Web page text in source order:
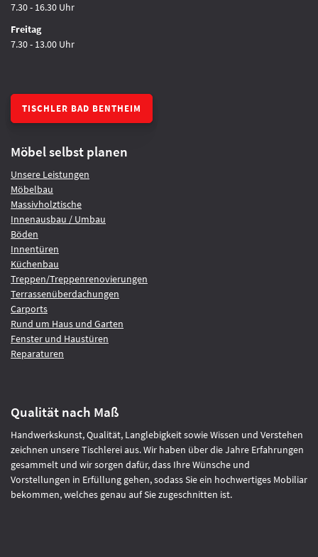
7.30 - 16.30 Uhr
Freitag
7.30 - 13.00 Uhr
TISCHLER BAD BENTHEIM
Möbel selbst planen
Unsere Leistungen
Möbelbau
Massivholztische
Innenausbau / Umbau
Böden
Innentüren
Küchenbau
Treppen/Treppenrenovierungen
Terrassenüberdachungen
Carports
Rund um Haus und Garten
Fenster und Haustüren
Reparaturen
Qualität nach Maß
Handwerkskunst, Qualität, Langlebigkeit sowie Wissen und Verstehen
zeichnen unsere Tischlerei aus. Wir haben über die Jahre Erfahrungen
gesammelt und wir sorgen dafür, dass Ihre Wünsche und
Vorstellungen in Erfüllung gehen, sodass Sie ein hochwertiges Mobiliar
bekommen, welches genau auf Sie zugeschnitten ist.